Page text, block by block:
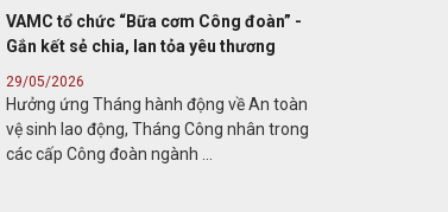
VAMC tổ chức “Bữa cơm Công đoàn” -
Gắn kết sẻ chia, lan tỏa yêu thương
29/05/2026
Hưởng ứng Tháng hành động về An toàn
vệ sinh lao động, Tháng Công nhân trong
các cấp Công đoàn ngành ...